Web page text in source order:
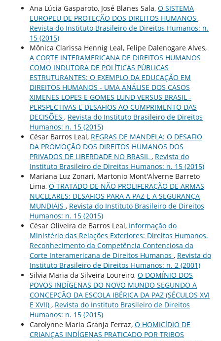
Ana Lúcia Gasparoto, José Blanes Sala, O SISTEMA
EUROPEU DE PROTEÇÃO DOS DIREITOS HUMANOS ,
Revista do Instituto Brasileiro de Direitos Humanos: n.
15 (2015)
Mônica Clarissa Hennig Leal, Felipe Dalenogare Alves,
A CORTE INTERAMERICANA DE DIREITOS HUMANOS
COMO INDUTORA DE POLÍTICAS PÚBLICAS
ESTRUTURANTES: O EXEMPLO DA EDUCAÇÃO EM
DIREITOS HUMANOS - UMA ANÁLISE DOS CASOS
XIMENES LOPES E GOMES LUND VERSUS BRASIL -
PERSPECTIVAS E DESAFIOS AO CUMPRIMENTO DAS
DECISÕES , Revista do Instituto Brasileiro de Direitos
Humanos: n. 15 (2015)
César Barros Leal, REGRAS DE MANDELA: O DESAFIO
DA PROMOÇÃO DOS DIREITOS HUMANOS DOS
PRIVADOS DE LIBERDADE NO BRASIL , Revista do
Instituto Brasileiro de Direitos Humanos: n. 15 (2015)
Mariana Luz Zonari, Martonio Mont'Alverne Barreto
Lima, O TRATADO DE NÃO PROLIFERAÇÃO DE ARMAS
NUCLEARES: DESAFIOS PARA A PAZ E A SEGURANÇA
MUNDIAIS , Revista do Instituto Brasileiro de Direitos
Humanos: n. 15 (2015)
César Oliveira de Barros Leal, Informação do
Ministério das Relações Exteriores: Direitos Humanos.
Reconhecimento da Competência Contenciosa da
Corte Interamericana de Direitos Humanos , Revista do
Instituto Brasileiro de Direitos Humanos: n. 2 (2001)
Silvia Maria da Silveira Loureiro, O DOMÍNIO DOS
POVOS INDÍGENAS DO NOVO MUNDO SEGUNDO A
CONCEPÇÃO DA ESCOLA IBÉRICA DA PAZ (SÉCULOS XVI
E XVII) , Revista do Instituto Brasileiro de Direitos
Humanos: n. 15 (2015)
Carolynne Maria Granja Ferraz, O HOMICÍDIO DE
CRIANÇAS INDÍGENAS PRATICADO POR TRIBOS